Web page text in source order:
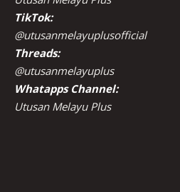
TikTok:
@utusanmelayuplusofficial
Threads:
@utusanmelayuplus
Whatapps Channel:
Utusan Melayu Plus